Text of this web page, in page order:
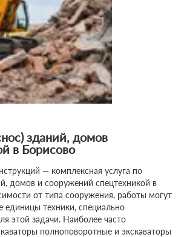
зданий, домов
в Борисово
— комплексная услуга по
домов и сооружений спецтехникой в
от типа сооружения, работы могут
единицы техники, специально
этой задачи. Наиболее часто
полноповоротные и экскаваторы